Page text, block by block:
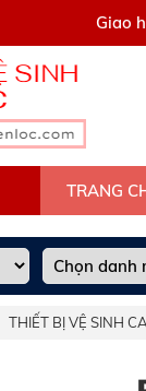
Giao
TRANG
THIẾT BỊ VỆ SINH